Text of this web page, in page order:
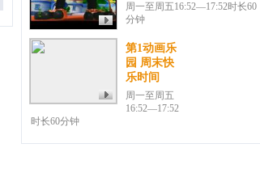
周一至周五16:52—17:52时长60
分钟
第1动画乐
园 周末快
乐时间
周一至周五
16:52—17:52
时长60分钟